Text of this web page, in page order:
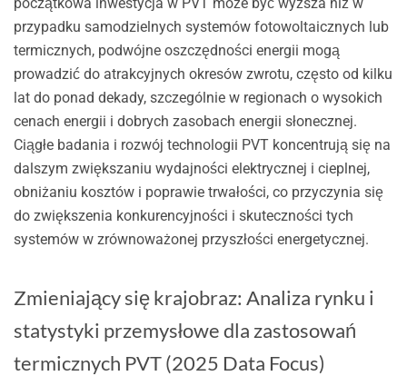
przypadku samodzielnych systemów fotowoltaicznych lub
termicznych, podwójne oszczędności energii mogą
prowadzić do atrakcyjnych okresów zwrotu, często od kilku
lat do ponad dekady, szczególnie w regionach o wysokich
cenach energii i dobrych zasobach energii słonecznej.
Ciągłe badania i rozwój technologii PVT koncentrują się na
dalszym zwiększaniu wydajności elektrycznej i cieplnej,
obniżaniu kosztów i poprawie trwałości, co przyczynia się
do zwiększenia konkurencyjności i skuteczności tych
systemów w zrównoważonej przyszłości energetycznej.
Zmieniający się krajobraz: Analiza rynku i
statystyki przemysłowe dla zastosowań
termicznych PVT (2025 Data Focus)